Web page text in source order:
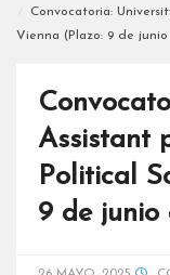
Convocatoria:
Vienna (Plazo: 9 de
Assistant
Political
9 de junio